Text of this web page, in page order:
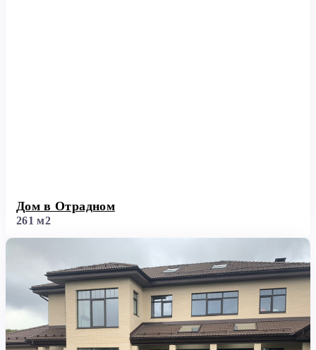
Дом в Отрадном
261 м2